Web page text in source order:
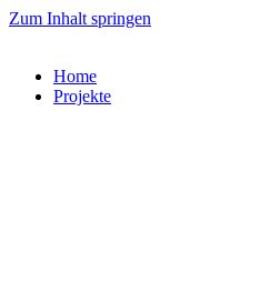
Zum Inhalt springen
Home
Projekte